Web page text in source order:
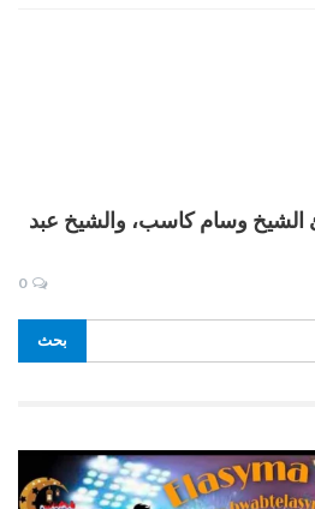
الشيخ وسام كاسب، والشيخ عبد
0